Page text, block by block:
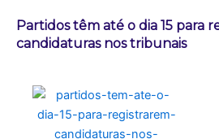
Partidos têm até o dia 15 para
candidaturas nos tribunais